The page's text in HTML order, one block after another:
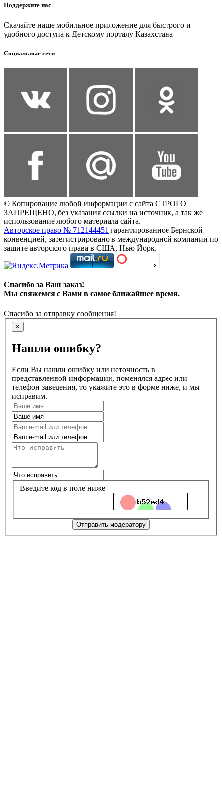
Поддержите нас
Скачайте наше мобильное приложение для быстрого и
удобного доступа к Детскому порталу Казахстана
Социальные сети
© Копирование любой информации с сайта СТРОГО
ЗАПРЕЩЕНО, без указания ссылки на источник, а так же
использование любого материала сайта.
Авторское право № 712144451 гарантированное Бернской
конвенцией, зарегистрировано в международной компании по
защите авторского права в США, Нью Йорк.
Спасибо за Ваш заказ!
Мы свяжемся с Вами в самое ближайшее время.
Спасибо за отправку сообщения!
×
Нашли ошибку?
Если Вы нашли ошибку или неточность в
представленной информации, поменялся адрес или
телефон заведения, то укажите это в форме ниже, и мы
исправим.
Введите код в поле ниже
Отправить модератору